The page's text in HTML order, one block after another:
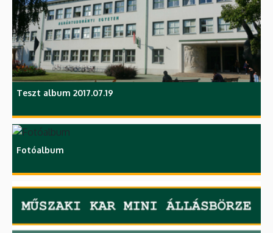
Teszt album 2017.07.19
Fotóalbum